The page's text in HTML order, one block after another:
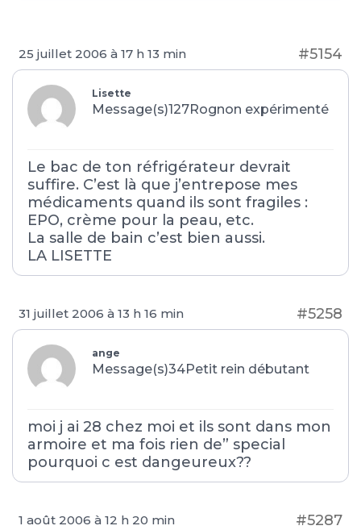
25 juillet 2006 à 17 h 13 min #5154
Lisette
Message(s)127Rognon expérimenté
Le bac de ton réfrigérateur devrait
suffire. C’est là que j’entrepose mes
médicaments quand ils sont fragiles :
EPO, crème pour la peau, etc.
La salle de bain c’est bien aussi.
LA LISETTE
31 juillet 2006 à 13 h 16 min #5258
ange
Message(s)34Petit rein débutant
moi j ai 28 chez moi et ils sont dans mon
armoire et ma fois rien de” special
pourquoi c est dangeureux??
1 août 2006 à 12 h 20 min #5287